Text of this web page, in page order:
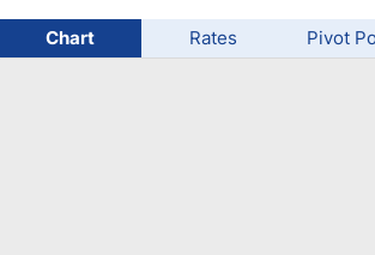
Chart Rates Pivot